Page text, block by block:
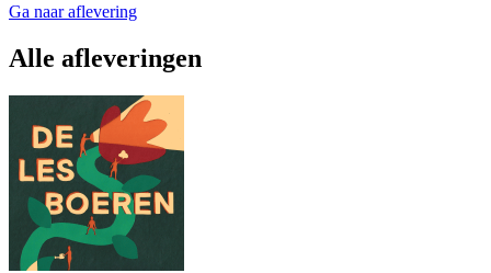
Ga naar aflevering
Alle afleveringen